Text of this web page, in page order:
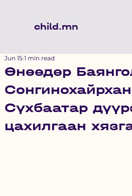
child.mn
Өнөөдөр
Сүхбаатар
цахилгаан
Jun 15 1 min read